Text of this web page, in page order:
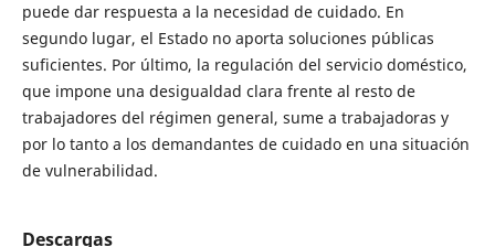
puede dar respuesta a la necesidad de cuidado. En
segundo lugar, el Estado no aporta soluciones públicas
suficientes. Por último, la regulación del servicio doméstico,
que impone una desigualdad clara frente al resto de
trabajadores del régimen general, sume a trabajadoras y
por lo tanto a los demandantes de cuidado en una situación
de vulnerabilidad.
Descargas